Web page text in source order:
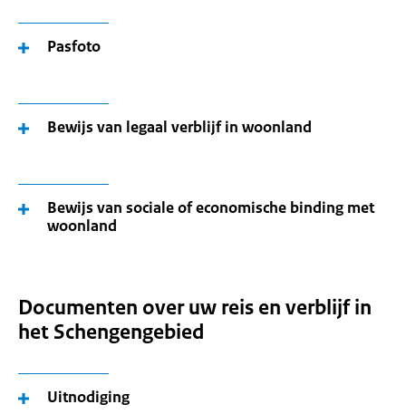
Pasfoto
Bewijs van legaal verblijf in woonland
Bewijs van sociale of economische binding met
woonland
Documenten over uw reis en verblijf in
het Schengengebied
Uitnodiging